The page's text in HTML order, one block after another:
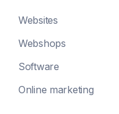
Websites
Webshops
Software
Online marketing